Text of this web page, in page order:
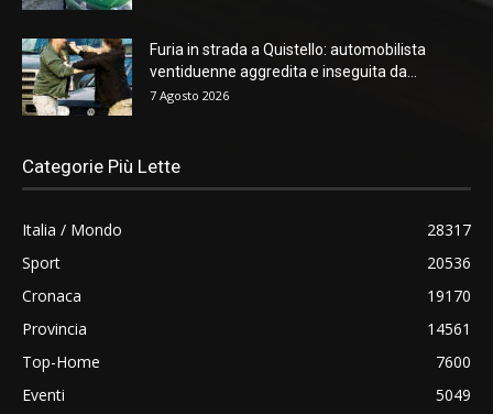
Furia in strada a Quistello: automobilista
ventiduenne aggredita e inseguita da...
7 Agosto 2026
Categorie Più Lette
Italia / Mondo
28317
Sport
20536
Cronaca
19170
Provincia
14561
Top-Home
7600
Eventi
5049